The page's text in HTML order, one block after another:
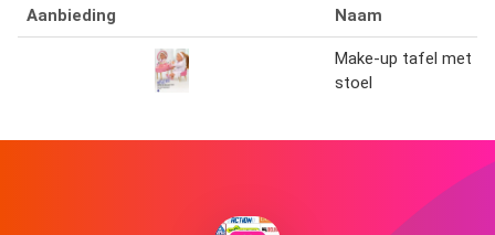
Aanbieding Naam
Make-up tafel met
stoel